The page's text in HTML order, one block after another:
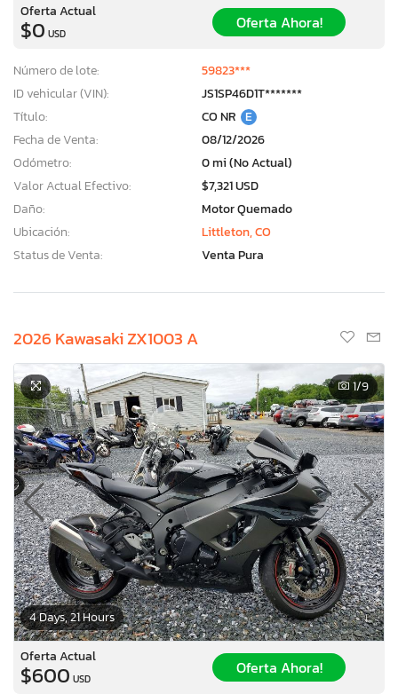
Oferta Actual
$0 USD
Oferta Ahora!
Número de lote:
59823***
ID vehicular (VIN):
JS1SP46D1T*******
Título:
CO NR E
Fecha de Venta:
08/12/2026
Odómetro:
0 mi (No Actual)
Valor Actual Efectivo:
$7,321 USD
Daño:
Motor Quemado
Ubicación:
Littleton, CO
Status de Venta:
Venta Pura
2026 Kawasaki ZX1003 A
4 Days, 21 Hours
1/9
Oferta Actual
$600 USD
Oferta Ahora!